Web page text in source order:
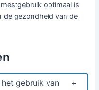
optimaal is
de gezondheid van de
gebruik van